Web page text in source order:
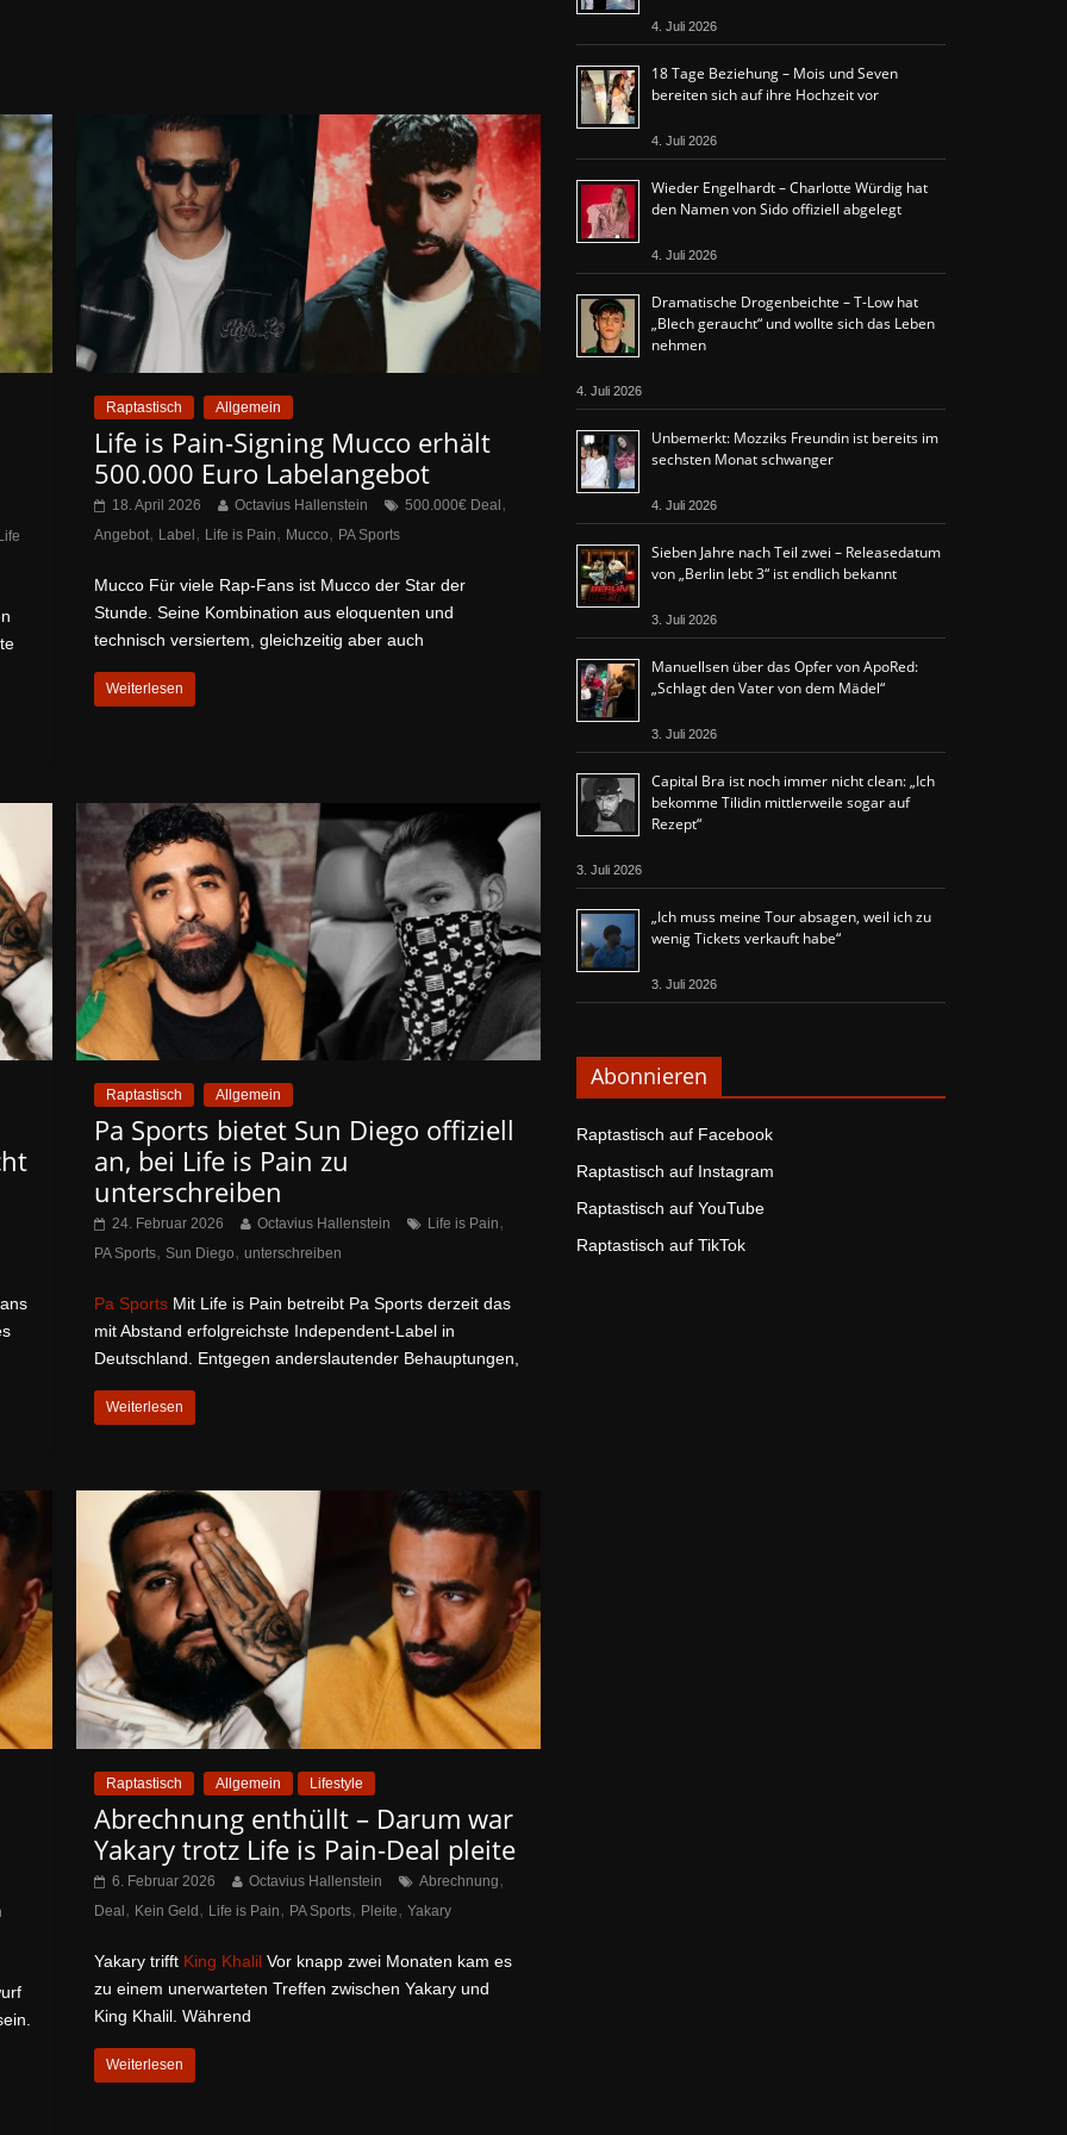
Raptastisch Allgemein
Life is Pain-Signing Mucco erhält
500.000 Euro Labelangebot
18. April 2026 Octavius Hallenstein 500.000€ Deal,
Angebot, Label, Life is Pain, Mucco, PA Sports
Mucco Für viele Rap-Fans ist Mucco der Star der
Stunde. Seine Kombination aus eloquenten und
technisch versiertem, gleichzeitig aber auch
Weiterlesen
Raptastisch Allgemein
Pa Sports bietet Sun Diego offiziell
an, bei Life is Pain zu
unterschreiben
24. Februar 2026 Octavius Hallenstein Life is Pain,
PA Sports, Sun Diego,unterschreiben
Pa Sports Mit Life is Pain betreibt Pa Sports derzeit das
mit Abstand erfolgreichste Independent-Label in
Deutschland. Entgegen anderslautender Behauptungen,
Weiterlesen
Raptastisch Allgemein Lifestyle
Abrechnung enthüllt – Darum war
Yakary trotz Life is Pain-Deal pleite
6. Februar 2026 Octavius Hallenstein Abrechnung,
Deal , Kein Geld , Life is Pain, PA Sports, Pleite,Yakary
Yakary trifft King Khalil Vor knapp zwei Monaten kam es
zu einem unerwarteten Treffen zwischen Yakary und
King Khalil. Während
Weiterlesen
4. Juli 2026
18 Tage Beziehung – Mois und Seven
bereiten sich auf ihre Hochzeit vor
4. Juli 2026
Wieder Engelhardt – Charlotte Würdig hat
den Namen von Sido offiziell abgelegt
4. Juli 2026
Dramatische Drogenbeichte – T-Low hat
„Blech geraucht“ und wollte sich das Leben
nehmen
4. Juli 2026
Unbemerkt: Mozziks Freundin ist bereits im
sechsten Monat schwanger
4. Juli 2026
Sieben Jahre nach Teil zwei – Releasedatum
von „Berlin lebt 3“ ist endlich bekannt
3. Juli 2026
Manuellsen über das Opfer von ApoRed:
„Schlagt den Vater von dem Mädel“
3. Juli 2026
Capital Bra ist noch immer nicht clean: „Ich
bekomme Tilidin mittlerweile sogar auf
Rezept“
3. Juli 2026
„Ich muss meine Tour absagen, weil ich zu
wenig Tickets verkauft habe“
3. Juli 2026
Abonnieren
Raptastisch auf Facebook
Raptastisch auf Instagram
Raptastisch auf YouTube
Raptastisch auf TikTok